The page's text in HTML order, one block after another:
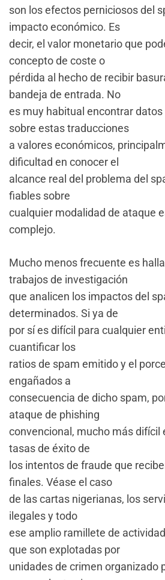
son los efectos perniciosos del
impacto económico. Es
decir, el valor monetario que
concepto de coste o
pérdida al hecho de recibir
bandeja de entrada. No
es muy habitual encontrar
sobre estas traducciones
a valores económicos,
dificultad en conocer el
alcance real del problema del
fiables sobre
cualquier modalidad de ataque
complejo.
Mucho menos frecuente es
trabajos de investigación
que analicen los impactos del
determinados. Si ya de
por sí es difícil para cualquier
cuantificar los
ratios de spam emitido y el
engañados a
consecuencia de dicho spam,
ataque de phishing
convencional, mucho más difícil
tasas de éxito de
los intentos de fraude que
finales. Véase el caso
de las cartas nigerianas, los
ilegales y todo
ese amplio ramillete de
que son explotadas por
unidades de crimen organizado